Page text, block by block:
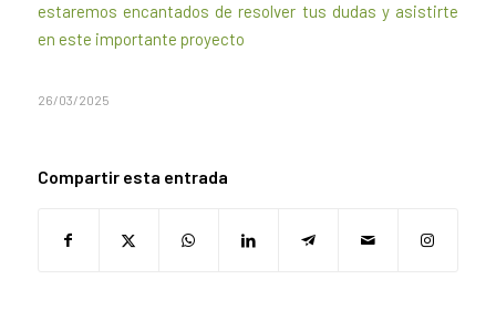
estaremos encantados de resolver tus dudas y asistirte
en este importante proyecto
26/03/2025
Compartir esta entrada